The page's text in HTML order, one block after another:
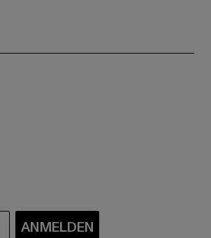
ANMELDEN